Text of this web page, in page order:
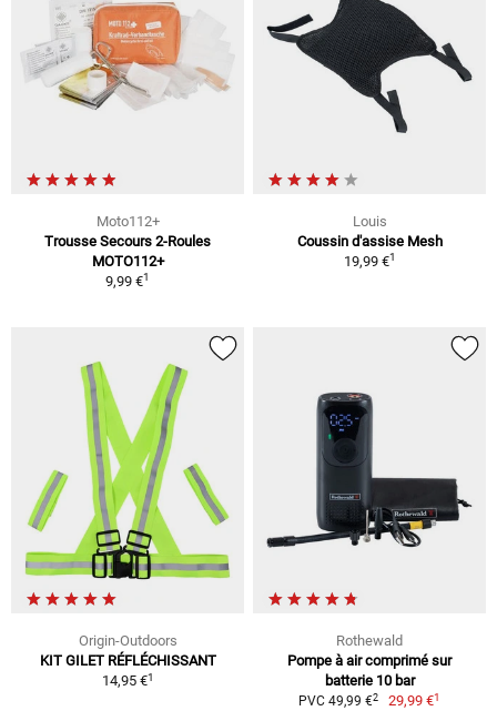
Moto112+
Trousse Secours 2-Roules
MOTO112+
9,99 €1
Louis
Coussin d'assise Mesh
19,99 €1
Origin-Outdoors
KIT GILET RÉFLÉCHISSANT
14,95 €1
Rothewald
Pompe à air comprimé sur
batterie 10 bar
PVC 49,99 €2 29,99 €1